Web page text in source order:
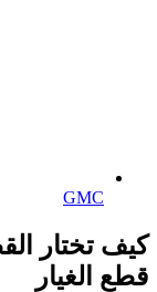
GMC
كيف تختار
قطع الغيار